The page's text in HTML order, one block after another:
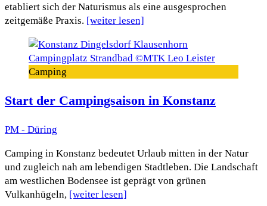
etabliert sich der Naturismus als eine ausgesprochen
zeitgemäße Praxis. [weiter lesen]
Camping
Start der Campingsaison in Konstanz
PM - Düring
Camping in Konstanz bedeutet Urlaub mitten in der Natur
und zugleich nah am lebendigen Stadtleben. Die Landschaft
am westlichen Bodensee ist geprägt von grünen
Vulkanhügeln, [weiter lesen]